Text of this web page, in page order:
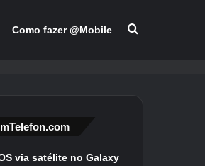
Como fazer @Mobile
via satélite no Galaxy